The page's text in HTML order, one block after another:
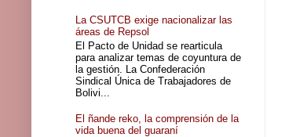
La CSUTCB exige nacionalizar las
áreas de Repsol
El Pacto de Unidad se rearticula
para analizar temas de coyuntura de
la gestión. La Confederación
Sindical Única de Trabajadores de
Bolivi...
El ñande reko, la comprensión de la
vida buena del guaraní